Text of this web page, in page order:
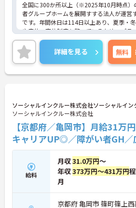
全国に300か所以上（※2025年10月時点）
者グループホームを展開すする法人が運営
です。年間休日は114日以上あり、夏季・
や産休・育休制度も整っているため、プラ
を大切にしながら長く働けます。20代から
で幅広い年代のスタッフが活躍しており、子
の方も多いので、お互いに協力し合える温
気です。研修制度や外部勉強会の受講支援
働きながらスキルアップを目指せる環境が
支援やスタッフの育成といった現場のマネ
業務に集中できます。これまでの経験や資
し、安定した環境でキャリアを築きたい方
しています。ご興味のある方は詳細等をお伝
すので、お気軽にお問い合わせください。
詳細を見る 無料
ソーシャルインクルー株式会社ソーシャルイ
ソーシャルインクルー株式会社
【京都府／亀岡市】月給31万
キャリアUP◎／障がい者GH／
給料
月収31.0万円～
年収373万円～431万円
月
京都府 亀岡市 篠町篠上